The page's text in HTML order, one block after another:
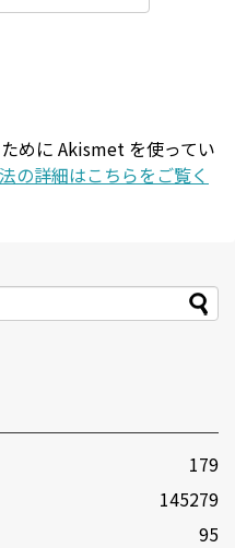
めに Akismet を使ってい
の詳細はこちらをご覧く
179
145279
95